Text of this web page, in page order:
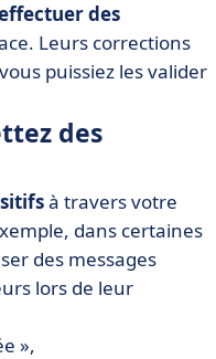
des
Leurs corrections
puissiez les valider
des
à travers votre
dans certaines
des messages
lors de leur
»,